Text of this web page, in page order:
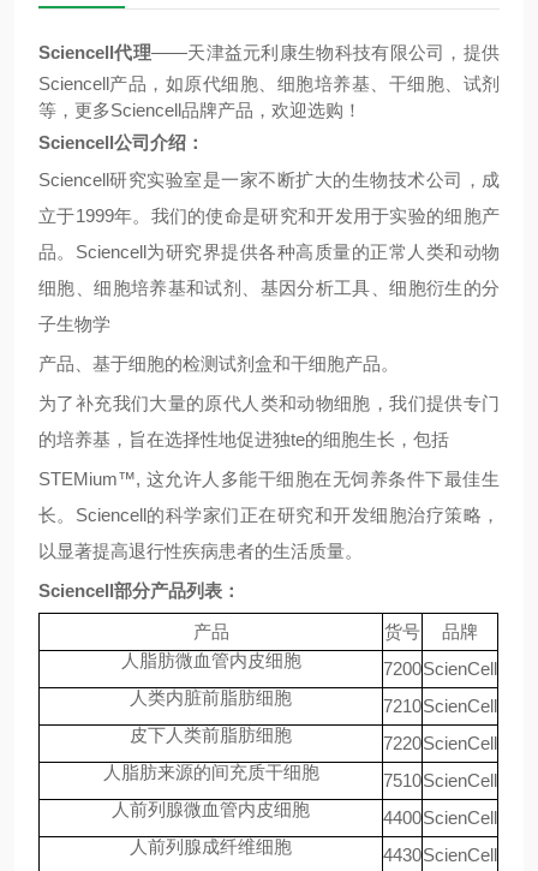
Sciencell代理——天津益元利康生物科技有限公司，提供
Sciencell产品，如原代细胞、细胞培养基、干细胞、试剂
等，更多Sciencell品牌产品，欢迎选购！
Sciencell公司介绍：
Sciencell研究实验室是一家不断扩大的生物技术公司，成
立于1999年。我们的使命是研究和开发用于实验的细胞产
品。 Sciencell为研究界提供各种高质量的正常人类和动物
细胞、细胞培养基和试剂、基因分析工具、细胞衍生的分
子生物学
产品、基于细胞的检测试剂盒和干细胞产品。
为了补充我们大量的原代人类和动物细胞，我们提供专门
的培养基，旨在选择性地促进独te的细胞生长，包括
STEMium™, 这允许人多能干细胞在无饲养条件下最佳生
长。 Sciencell的科学家们正在研究和开发细胞治疗策略，
以显著提高退行性疾病患者的生活质量。
Sciencell部分产品列表：
产品
货号
品牌
人脂肪微血管内皮细胞
7200ScienCell
人类内脏前脂肪细胞
7210ScienCell
皮下人类前脂肪细胞
7220ScienCell
人脂肪来源的间充质干细胞
7510ScienCell
人前列腺微血管内皮细胞
4400ScienCell
人前列腺成纤维细胞
4430ScienCell